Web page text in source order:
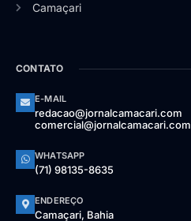
Camaçari
CONTATO
E-MAIL
redacao@jornalcamacari.com
comercial@jornalcamacari.com
WHATSAPP
(71) 98135-8635
ENDEREÇO
Camaçari, Bahia